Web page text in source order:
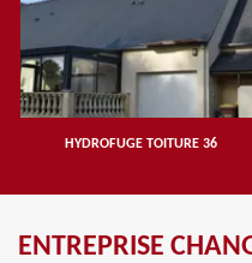
HYDROFUGE TOITURE 36
ENTREPRISE